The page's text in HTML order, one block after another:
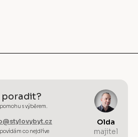
poradit?
s výběrem.
co nejdříve
Olda
majitel